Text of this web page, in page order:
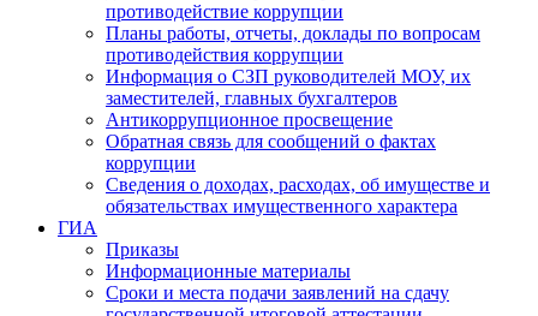
противодействие коррупции
Планы работы, отчеты, доклады по вопросам
противодействия коррупции
Информация о СЗП руководителей МОУ, их
заместителей, главных бухгалтеров
Антикоррупционное просвещение
Обратная связь для сообщений о фактах
коррупции
Сведения о доходах, расходах, об имуществе и
обязательствах имущественного характера
ГИА
Приказы
Информационные материалы
Сроки и места подачи заявлений на сдачу